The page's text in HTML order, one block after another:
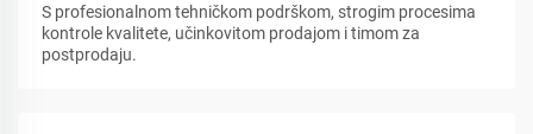
S profesionalnom tehničkom podrškom, strogim procesima
kontrole kvalitete, učinkovitom prodajom i timom za
postprodaju.